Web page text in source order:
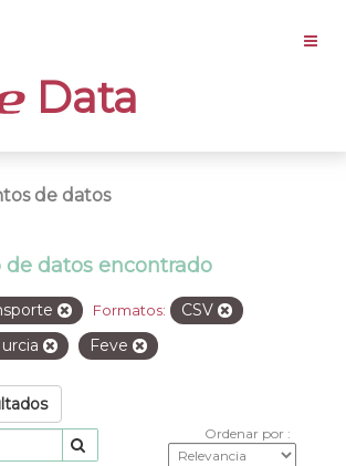
Data
de datos
de datos encontrado
Formatos: CSV
Feve
Ordenar por